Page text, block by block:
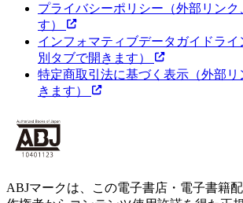
プライバシーポリシー （外部リン
す）
インフォマティブデータガイドライ
別タブで開きます）
特定商取引法に基づく表示 （外部
きます）
ABJマークは、この電子書店・電子書籍